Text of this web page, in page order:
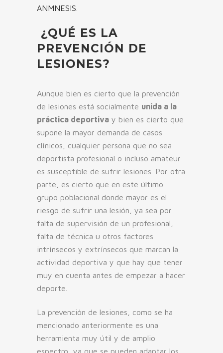
ANMNESIS
¿QUÉ ES LA
PREVENCIÓN DE
LESIONES?
Aunque bien es cierto que la prevención
de lesiones está socialmente unida a la
práctica deportiva y bien es cierto que
supone la mayor demanda de casos
clínicos, cualquier persona que no sea
deportista profesional o incluso amateur
es susceptible de sufrir lesiones. Por otra
parte, es cierto que en este último
grupo poblacional donde mayor es el
riesgo de sufrir una lesión, ya sea por
falta de supervisión de un profesional,
falta de técnica u otros factores
intrínsecos y extrínsecos que marcan la
actividad deportiva y que hay que tener
muy en cuenta antes de empezar a hacer
deporte.
La prevención de lesiones, como se ha
mencionado anteriormente es una
herramienta muy útil y de amplio
espectro, ya que se pueden adaptar los